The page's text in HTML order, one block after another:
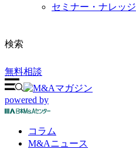
セミナー・ナレッジ
検索
無料相談
powered by
コラム
M&Aニュース